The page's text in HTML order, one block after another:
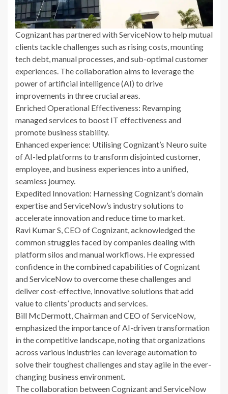
Cognizant has partnered with ServiceNow to help mutual
clients tackle challenges such as rising costs, mounting
tech debt, manual processes, and sub-optimal customer
experiences. The collaboration aims to leverage the
power of artificial intelligence (AI) to drive
improvements in three crucial areas.
Enriched Operational Effectiveness: Revamping
managed services to boost IT effectiveness and
promote business stability.
Enhanced experience: Utilising Cognizant’s Neuro suite
of AI-led platforms to transform disjointed customer,
employee, and business experiences into a unified,
seamless journey.
Expedited Innovation: Harnessing Cognizant’s domain
expertise and ServiceNow’s industry solutions to
accelerate innovation and reduce time to market.
Ravi Kumar S, CEO of Cognizant, acknowledged the
common struggles faced by companies dealing with
platform silos and manual workflows. He expressed
confidence in the combined capabilities of Cognizant
and ServiceNow to overcome these challenges and
deliver cost-effective, innovative solutions that add
value to clients’ products and services.
Bill McDermott, Chairman and CEO of ServiceNow,
emphasized the importance of AI-driven transformation
in the competitive landscape, noting that organizations
across various industries can leverage automation to
solve their toughest challenges and stay agile in the ever-
changing business environment.
The collaboration between Cognizant and ServiceNow